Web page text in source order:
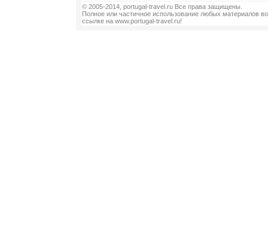
© 2005-2014, portugal-travel.ru Все права защищены.
Полное или частичное использование любых материалов
ссылке на www.portugal-travel.ru!